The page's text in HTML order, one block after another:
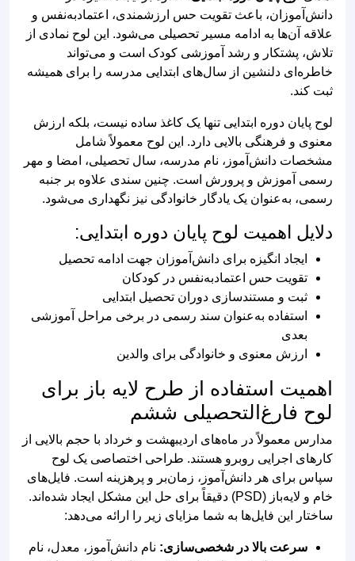
خاطره‌ای دلنشین از سال‌های ابتدایی مدرسه را برای همیشه
ثبت کند.
لوح پایان دوره ابتدایی تنها یک کاغذ ساده نیست، بلکه ارزش
معنوی و فرهنگی بالایی دارد. این لوح معمولاً شامل
رسمی آموزش و پرورش است. چنین سندی علاوه بر جنبه
رسمی، به‌عنوان یک یادگار خانوادگی نیز نگهداری می‌شود.
دلایل اهمیت لوح پایان دوره ابتدایی:
ایجاد انگیزه برای دانش‌آموزان جهت ادامه تحصیل
تقویت حس اعتمادبه‌نفس در کودکان
ثبت و مستندسازی دوران تحصیل ابتدایی
استفاده به‌عنوان سند رسمی در برخی مراحل آموزشی
بعدی
ارزش معنوی و خانوادگی برای والدین
اهمیت استفاده از طرح لایه باز برای
لوح فارغ‌التحصیلی ششم
مدارس معمولاً در ماه‌های اردیبهشت و خرداد با حجم بالایی از
کارهای اجرایی روبرو هستند. طراحی اختصاصی یک لوح
سپاس برای هر دانش‌آموز، زمان‌بر و پرهزینه است. فایل‌های
خام و لایه‌باز (PSD) دقیقاً برای حل این مشکل ایجاد شده‌اند.
ساختار این فایل‌ها به شما مزایای زیر را ارائه می‌دهد:
سرعت بالا در شخصی‌سازی: نام دانش‌آموز، معدل، نام
مدیر و تاریخ، در لایه‌های متنی مجزا قرار دارند و با یک
حفظ کیفیت در چاپ دیجیتال: تمامی طرح‌ها با